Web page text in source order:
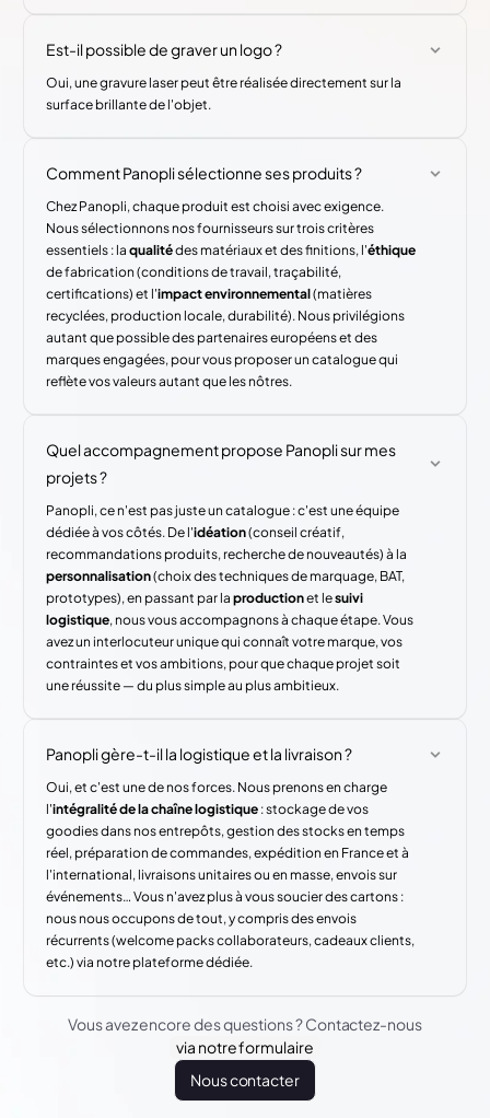
Est-il possible de graver un logo ?
Oui, une gravure laser peut être réalisée directement sur la
surface brillante de l'objet.
Comment Panopli sélectionne ses produits ?
Chez Panopli, chaque produit est choisi avec exigence.
Nous sélectionnons nos fournisseurs sur trois critères
essentiels : laqualitédes matériaux et des finitions, l'éthique
de fabrication (conditions de travail, traçabilité,
certifications) et l'impact environnemental(matières
recyclées, production locale, durabilité). Nous privilégions
autant que possible des partenaires européens et des
marques engagées, pour vous proposer un catalogue qui
reflète vos valeurs autant que les nôtres.
Quel accompagnement propose Panopli sur mes
projets ?
Panopli, ce n'est pas juste un catalogue : c'est une équipe
dédiée à vos côtés. De l'idéation(conseil créatif,
recommandations produits, recherche de nouveautés) à la
personnalisation(choix des techniques de marquage, BAT,
prototypes), en passant par laproductionet lesuivi
logistique, nous vous accompagnons à chaque étape. Vous
avez un interlocuteur unique qui connaît votre marque, vos
contraintes et vos ambitions, pour que chaque projet soit
une réussite — du plus simple au plus ambitieux.
Panopli gère-t-il la logistique et la livraison ?
Oui, et c'est une de nos forces. Nous prenons en charge
l'intégralité de la chaîne logistique : stockage de vos
goodies dans nos entrepôts, gestion des stocks en temps
réel, préparation de commandes, expédition en France et à
l'international, livraisons unitaires ou en masse, envois sur
événements… Vous n'avez plus à vous soucier des cartons :
nous nous occupons de tout, y compris des envois
récurrents (welcome packs collaborateurs, cadeaux clients,
etc.) via notre plateforme dédiée.
Vous avez encore des questions ? Contactez-nous
via notre formulaire
Nous contacter